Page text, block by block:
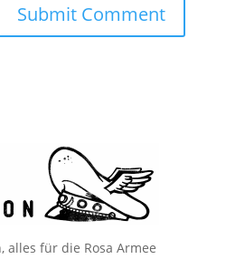
alles für die Rosa Armee